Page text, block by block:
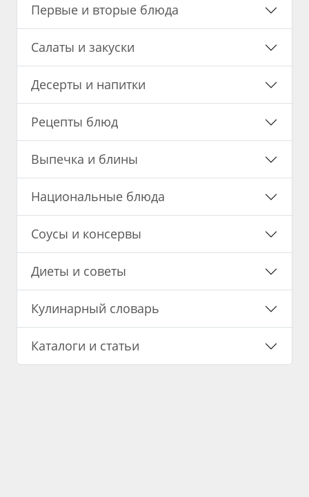
Первые и вторые блюда
Салаты и закуски
Десерты и напитки
Рецепты блюд
Выпечка и блины
Национальные блюда
Соусы и консервы
Диеты и советы
Кулинарный словарь
Каталоги и статьи